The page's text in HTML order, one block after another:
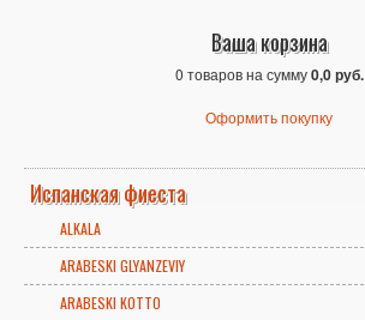
Ваша корзина
0 товаров на сумму0,0 руб.
Оформить покупку
Испанская фиеста
ALKALA
ARABESKI GLYANZEVIY
ARABESKI KOTTO